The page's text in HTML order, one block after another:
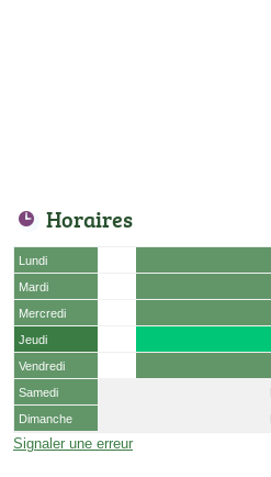
Horaires
Lundi
Mardi
Mercredi
Jeudi
Vendredi
Samedi
Dimanche
Signaler une erreur